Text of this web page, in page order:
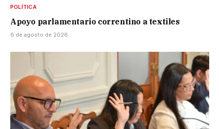
POLÍTICA
Apoyo parlamentario correntino a textiles
6 de agosto de 2026